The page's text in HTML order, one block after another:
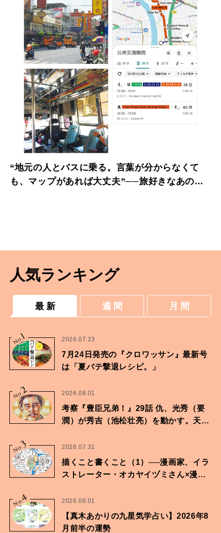
“地元の人とバスに乗る。言葉が分からなくて
も、マップがあれば大丈夫”──旅好きなあの人
人気ランキング
最 新 週 間 月 間
No.
1 2026.07.23
7月24日発売の『クロワッサン』最新号
は「夏バテ撃退レシピ。」
No.2 2026.08.01
考察『豊臣兄弟！』29話 仇、光秀（要
潤）が秀吉（池松壮亮）を動かす。天下
No.
3 2026.07.31
描くこと書くこと（1）──漫画家、イラ
ストレーター・オカヤイヅミさん×漫画
No.
4 2026.08.01
【真木あかりの九星気学占い】2026年8
月前半の運勢